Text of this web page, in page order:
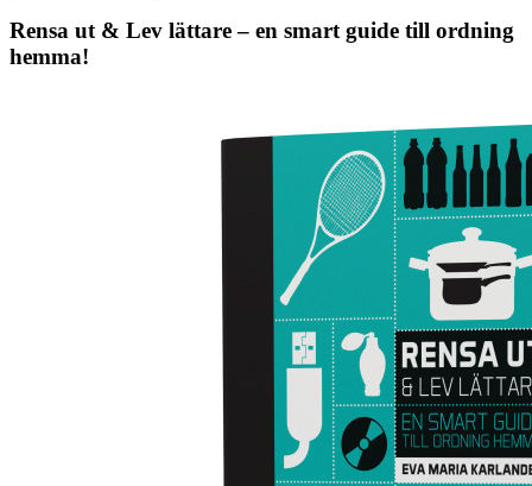
Rensa ut & Lev lättare – en smart guide till ordning
hemma!